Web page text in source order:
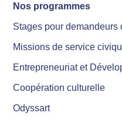
Nos programmes
Stages pour demandeurs
Missions de service
Entrepreneuriat et
Coopération culturelle
Odyssart